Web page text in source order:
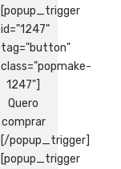
[popup_trigger
id="1247"
tag="button"
class="popmake-
1247"]
Quero
comprar
[/popup_trigger]
[popup_trigger